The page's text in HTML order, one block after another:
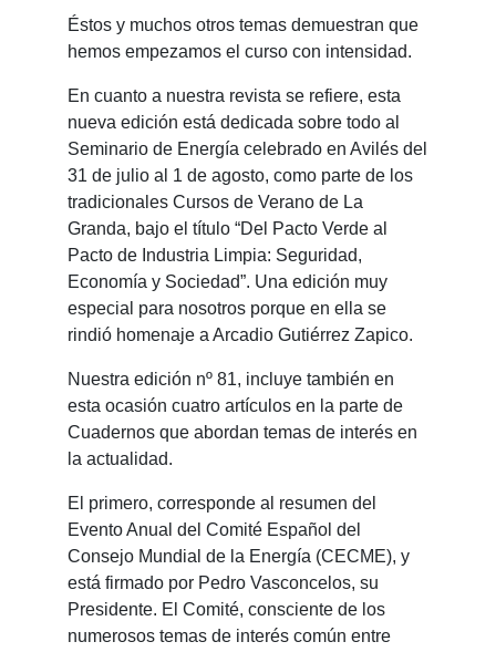
Éstos y muchos otros temas demuestran que
hemos empezamos el curso con intensidad.
En cuanto a nuestra revista se refiere, esta
nueva edición está dedicada sobre todo al
Seminario de Energía celebrado en Avilés del
31 de julio al 1 de agosto, como parte de los
tradicionales Cursos de Verano de La
Granda, bajo el título “Del Pacto Verde al
Pacto de Industria Limpia: Seguridad,
Economía y Sociedad”. Una edición muy
especial para nosotros porque en ella se
rindió homenaje a Arcadio Gutiérrez Zapico.
Nuestra edición nº 81, incluye también en
esta ocasión cuatro artículos en la parte de
Cuadernos que abordan temas de interés en
la actualidad.
El primero, corresponde al resumen del
Evento Anual del Comité Español del
Consejo Mundial de la Energía (CECME), y
está firmado por Pedro Vasconcelos, su
Presidente. El Comité, consciente de los
numerosos temas de interés común entre